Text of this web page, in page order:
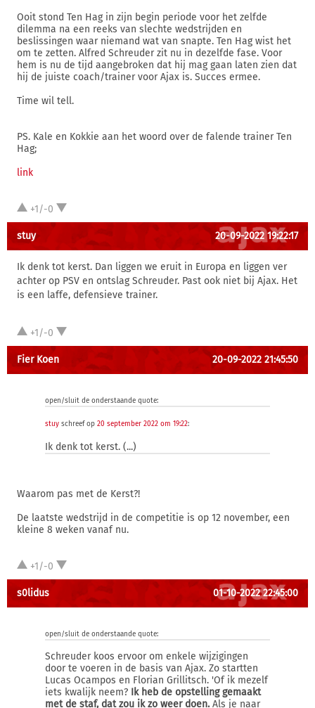
Ooit stond Ten Hag in zijn begin periode voor het zelfde
dilemma na een reeks van slechte wedstrijden en
beslissingen waar niemand wat van snapte. Ten Hag wist het
om te zetten. Alfred Schreuder zit nu in dezelfde fase. Voor
hem is nu de tijd aangebroken dat hij mag gaan laten zien dat
hij de juiste coach/trainer voor Ajax is. Succes ermee.
Time wil tell.
PS. Kale en Kokkie aan het woord over de falende trainer Ten
Hag;
link
+1/-0
stuy 20-09-2022 19:22:17
Ik denk tot kerst. Dan liggen we eruit in Europa en liggen ver
achter op PSV en ontslag Schreuder. Past ook niet bij Ajax. Het
is een laffe, defensieve trainer.
+1/-0
Fier Koen 20-09-2022 21:45:50
open/sluit de onderstaande quote:
stuy schreef op 20 september 2022 om 19:22:
Ik denk tot kerst. (...)
Waarom pas met de Kerst?!
De laatste wedstrijd in de competitie is op 12 november, een
kleine 8 weken vanaf nu.
+1/-0
s0lidus 01-10-2022 22:45:00
open/sluit de onderstaande quote:
Schreuder koos ervoor om enkele wijzigingen
door te voeren in de basis van Ajax. Zo startten
Lucas Ocampos en Florian Grillitsch. 'Of ik mezelf
iets kwalijk neem? Ik heb de opstelling gemaakt
met de staf, dat zou ik zo weer doen.Als je naar